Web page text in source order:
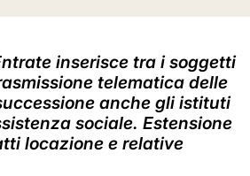
inserisce tra i soggetti
telematica delle
anche gli istituti
sociale. Estensione
locazione e relative